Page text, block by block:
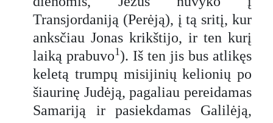
Transjordaniją (Perėją), į tą sritį, kur
anksčiau Jonas krikštijo, ir ten kurį
laiką prabuvo1). Iš ten jis bus atlikęs
keletą trumpų misijinių kelionių po
šiaurinę Judėją, pagaliau pereidamas
Samariją ir pasiekdamas Galilėją,